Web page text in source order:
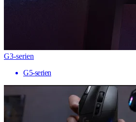
G3-serien
G5-serien